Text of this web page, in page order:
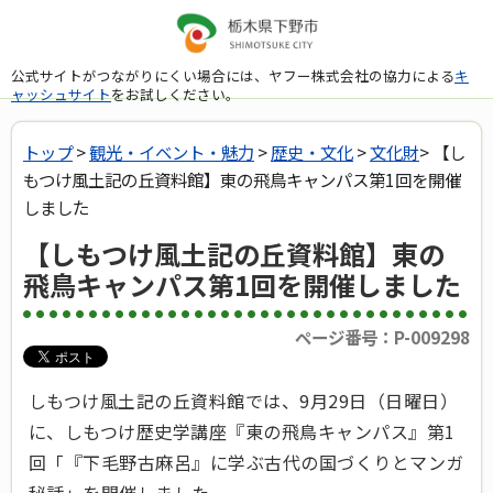
公式サイトがつながりにくい場合には、ヤフー株式会社の協力によるキ
ャッシュサイトをお試しください。
トップ>観光・イベント・魅力 >歴史・文化>文化財> 【し
もつけ風土記の丘資料館】東の飛鳥キャンパス第1回を開催
しました
【しもつけ風土記の丘資料館】東の
飛鳥キャンパス第1回を開催しました
ページ番号：P-009298
しもつけ風土記の丘資料館では、9月29日（日曜日）
に、しもつけ歴史学講座『東の飛鳥キャンパス』第1
回「『下毛野古麻呂』に学ぶ古代の国づくりとマンガ